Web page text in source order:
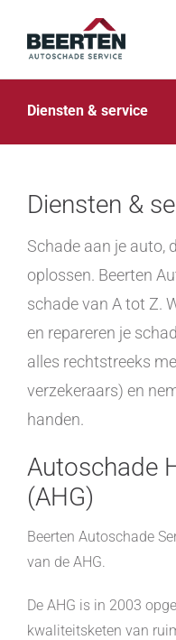
content
Diensten & service
Over ons
Afspraak maken
Contact
Diensten & service
Diensten &
Schade aan je auto,
oplossen. Beerten
schade van A tot Z.
en repareren je
alles rechtstreeks
verzekeraars) en
handen.
Autoschade
(AHG)
Beerten Autoschade
van de AHG.
De AHG is in 2003
kwaliteitsketen van